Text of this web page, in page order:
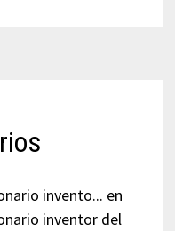
invento... en
inventor del